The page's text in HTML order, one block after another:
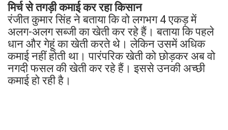
मिर्च से तगड़ी कमाई कर रहा किसान
रंजीत कुमार सिंह ने बताया कि वो लगभग 4 एकड़ में
अलग-अलग सब्जी का खेती कर रहे हैं। बताया कि पहले
धान और गेहूं का खेती करते थे। लेकिन उसमें अधिक
कमाई नहीं होती था। पारंपरिक खेती को छोड़कर अब वो
नगदी फसल की खेती कर रहे हैं। इससे उनकी अच्छी
कमाई हो रही है।